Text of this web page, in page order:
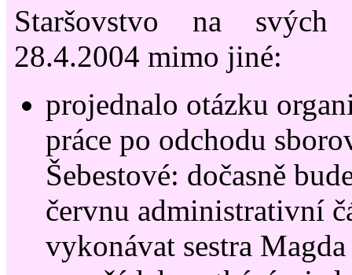
Staršovstvo na
28.4.2004 mimo jiné:
projednalo otázku
práce po odchodu
Šebestové: dočasně
červnu administrativní
vykonávat sestra